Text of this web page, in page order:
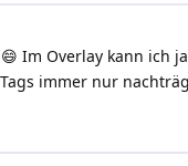
Im Overlay kann ich
immer nur